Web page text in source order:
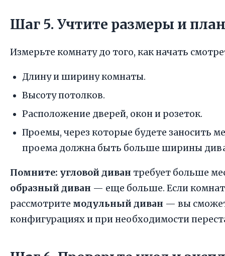
Шаг 5. Учтите размеры и
Измерьте комнату до того, как начать
Длину и ширину комнаты.
Высоту потолков.
Расположение дверей, окон и розеток.
Проемы, через которые будете заносить
проема должна быть больше ширины
Помните: угловой диван требует больше
образный диван — еще больше. Если
рассмотрите модульный диван — вы
конфигурациях и при необходимости